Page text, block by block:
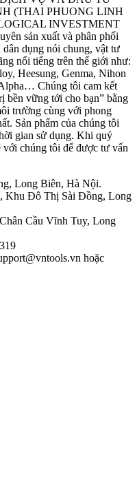
(THAI PHUONG LINH
INVESTMENT
sản xuất và phân phối
dân dụng nói chung, vật tư
nổi tiếng trên thế giới như:
Heesung, Genma, Nihon
Chúng tôi cam kết
bền vững tới cho bạn” bằng
trường cùng với phong
Sản phẩm của chúng tôi
gian sử dụng. Khi quý
chúng tôi để được tư vấn
Long Biên, Hà Nội.
Khu Đô Thị Sài Đồng, Long
Cầu Vĩnh Tuy, Long
hoặc